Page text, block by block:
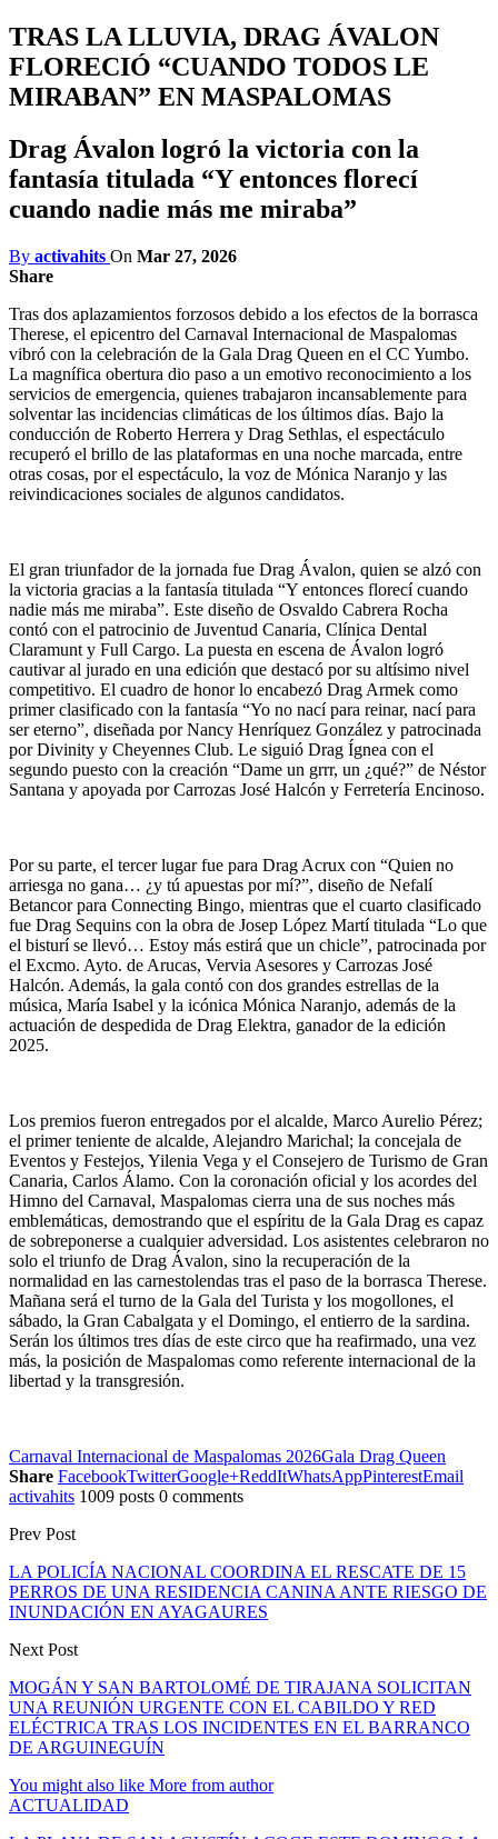
TRAS LA LLUVIA, DRAG ÁVALON
FLORECIÓ “CUANDO TODOS LE
MIRABAN” EN MASPALOMAS
Drag Ávalon logró la victoria con la
fantasía titulada “Y entonces florecí
cuando nadie más me miraba”
By activahits On Mar 27, 2026
Share
Tras dos aplazamientos forzosos debido a los efectos de la borrasca
Therese, el epicentro del Carnaval Internacional de Maspalomas
vibró con la celebración de la Gala Drag Queen en el CC Yumbo.
La magnífica obertura dio paso a un emotivo reconocimiento a los
servicios de emergencia, quienes trabajaron incansablemente para
solventar las incidencias climáticas de los últimos días. Bajo la
conducción de Roberto Herrera y Drag Sethlas, el espectáculo
recuperó el brillo de las plataformas en una noche marcada, entre
otras cosas, por el espectáculo, la voz de Mónica Naranjo y las
reivindicaciones sociales de algunos candidatos.
El gran triunfador de la jornada fue Drag Ávalon, quien se alzó con
la victoria gracias a la fantasía titulada “Y entonces florecí cuando
nadie más me miraba”. Este diseño de Osvaldo Cabrera Rocha
contó con el patrocinio de Juventud Canaria, Clínica Dental
Claramunt y Full Cargo. La puesta en escena de Ávalon logró
cautivar al jurado en una edición que destacó por su altísimo nivel
competitivo. El cuadro de honor lo encabezó Drag Armek como
primer clasificado con la fantasía “Yo no nací para reinar, nací para
ser eterno”, diseñada por Nancy Henríquez González y patrocinada
por Divinity y Cheyennes Club. Le siguió Drag Ígnea con el
segundo puesto con la creación “Dame un grrr, un ¿qué?” de Néstor
Santana y apoyada por Carrozas José Halcón y Ferretería Encinoso.
Por su parte, el tercer lugar fue para Drag Acrux con “Quien no
arriesga no gana… ¿y tú apuestas por mí?”, diseño de Nefalí
Betancor para Connecting Bingo, mientras que el cuarto clasificado
fue Drag Sequins con la obra de Josep López Martí titulada “Lo que
el bisturí se llevó… Estoy más estirá que un chicle”, patrocinada por
el Excmo. Ayto. de Arucas, Vervia Asesores y Carrozas José
Halcón. Además, la gala contó con dos grandes estrellas de la
música, María Isabel y la icónica Mónica Naranjo, además de la
actuación de despedida de Drag Elektra, ganador de la edición
2025.
Los premios fueron entregados por el alcalde, Marco Aurelio Pérez;
el primer teniente de alcalde, Alejandro Marichal; la concejala de
Eventos y Festejos, Yilenia Vega y el Consejero de Turismo de Gran
Canaria, Carlos Álamo. Con la coronación oficial y los acordes del
Himno del Carnaval, Maspalomas cierra una de sus noches más
emblemáticas, demostrando que el espíritu de la Gala Drag es capaz
de sobreponerse a cualquier adversidad. Los asistentes celebraron no
solo el triunfo de Drag Ávalon, sino la recuperación de la
normalidad en las carnestolendas tras el paso de la borrasca Therese.
Mañana será el turno de la Gala del Turista y los mogollones, el
sábado, la Gran Cabalgata y el Domingo, el entierro de la sardina.
Serán los últimos tres días de este circo que ha reafirmado, una vez
más, la posición de Maspalomas como referente internacional de la
libertad y la transgresión.
Carnaval Internacional de Maspalomas 2026Gala Drag Queen
Share FacebookTwitterGoogle+ReddItWhatsAppPinterestEmail
activahits 1009 posts 0 comments
Prev Post
LA POLICÍA NACIONAL COORDINA EL RESCATE DE 15
PERROS DE UNA RESIDENCIA CANINA ANTE RIESGO DE
INUNDACIÓN EN AYAGAURES
Next Post
MOGÁN Y SAN BARTOLOMÉ DE TIRAJANA SOLICITAN
UNA REUNIÓN URGENTE CON EL CABILDO Y RED
ELÉCTRICA TRAS LOS INCIDENTES EN EL BARRANCO
DE ARGUINEGUÍN
You might also like More from author
ACTUALIDAD